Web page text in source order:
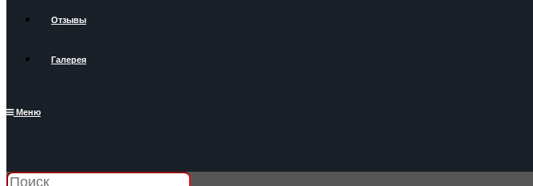
Отзывы
Галерея
Меню